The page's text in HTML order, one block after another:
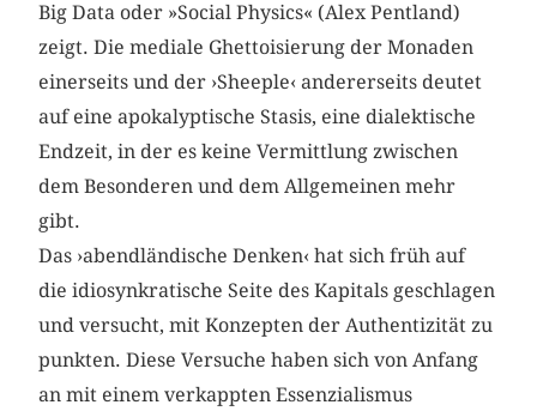
Big Data oder »Social Physics« (Alex Pentland)
zeigt. Die mediale Ghettoisierung der Monaden
einerseits und der ›Sheeple‹ andererseits deutet
auf eine apokalyptische Stasis, eine dialektische
Endzeit, in der es keine Vermittlung zwischen
dem Besonderen und dem Allgemeinen mehr
gibt.
Das ›abendländische Denken‹ hat sich früh auf
die idiosynkratische Seite des Kapitals geschlagen
und versucht, mit Konzepten der Authentizität zu
punkten. Diese Versuche haben sich von Anfang
an mit einem verkappten Essenzialismus